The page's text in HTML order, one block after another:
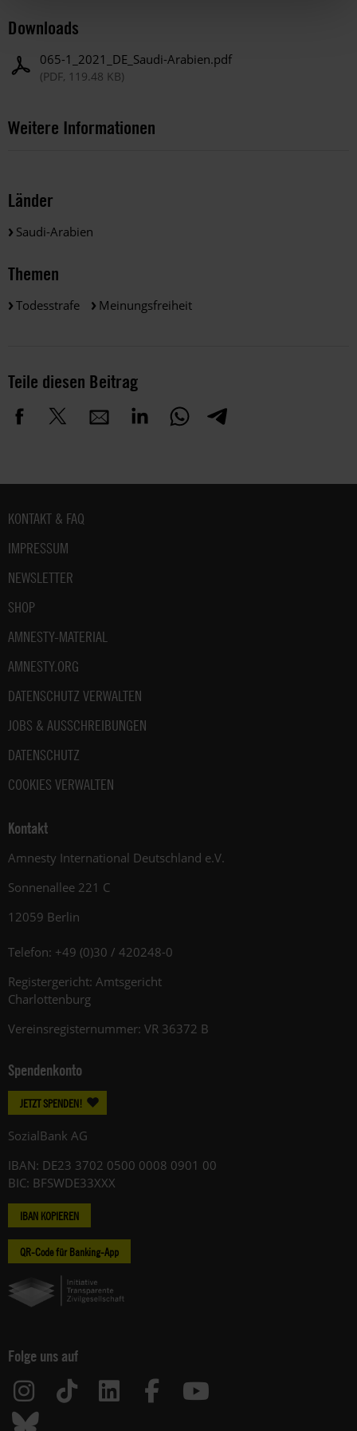
Downloads
065-1_2021_DE_Saudi-Arabien.pdf
(PDF, 119.48 KB)
Weitere Informationen
Länder
Saudi-Arabien
Themen
Todesstrafe Meinungsfreiheit
Teile diesen Beitrag
Fußbereich
KONTAKT & FAQ
IMPRESSUM
NEWSLETTER
SHOP
AMNESTY-MATERIAL
AMNESTY.ORG
DATENSCHUTZ VERWALTEN
JOBS & AUSSCHREIBUNGEN
DATENSCHUTZ
COOKIES VERWALTEN
Kontakt
Amnesty International Deutschland e.V.
Sonnenallee 221 C
12059 Berlin
Telefon: +49 (0)30 / 420248-0
Registergericht: Amtsgericht
Charlottenburg
Vereinsregisternummer: VR 36372 B
Spendenkonto
JETZT SPENDEN!
SozialBank AG
IBAN: DE23 3702 0500 0008 0901 00
BIC: BFSWDE33XXX
IBAN KOPIEREN
QR-Code für Banking-App
Folge uns auf